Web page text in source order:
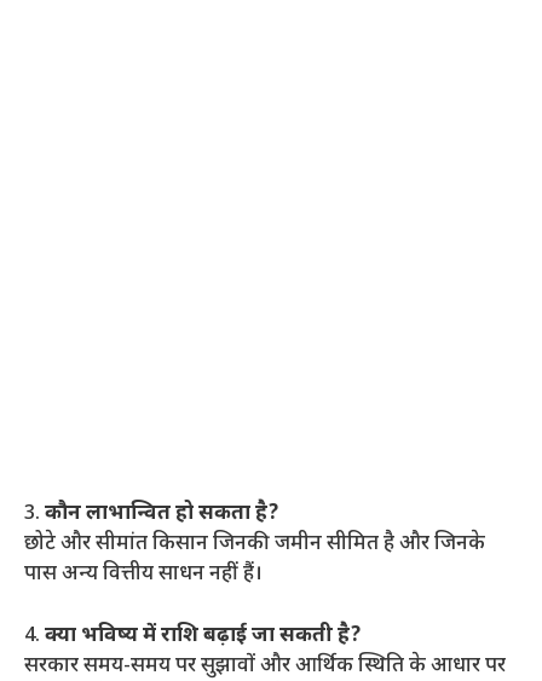
3. कौन लाभान्वित हो सकता है?
छोटे और सीमांत किसान जिनकी जमीन सीमित है और जिनके
पास अन्य वित्तीय साधन नहीं हैं।
4. क्या भविष्य में राशि बढ़ाई जा सकती है?
सरकार समय-समय पर सुझावों और आर्थिक स्थिति के आधार पर